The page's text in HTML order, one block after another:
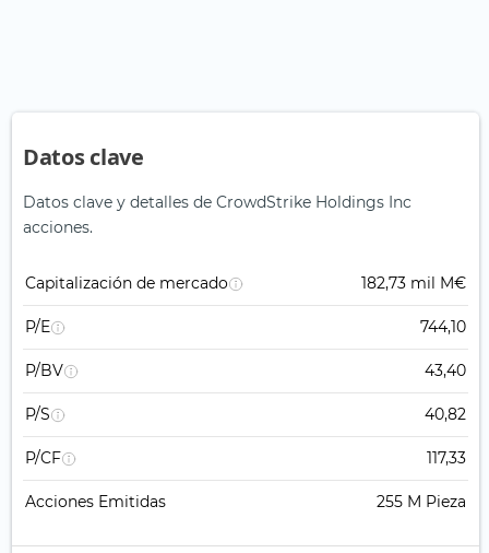
Datos clave
Datos clave y detalles de CrowdStrike Holdings Inc
acciones.
Capitalización de mercado 182,73 mil M€
P/E 744,10
P/BV 43,40
P/S 40,82
P/CF 117,33
Acciones Emitidas 255 M Pieza